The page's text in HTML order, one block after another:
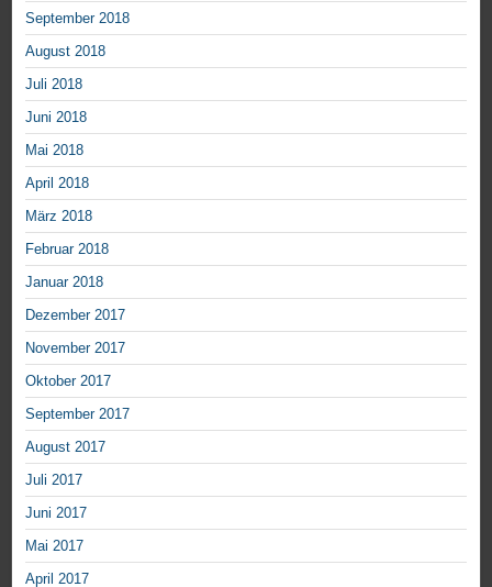
September 2018
August 2018
Juli 2018
Juni 2018
Mai 2018
April 2018
März 2018
Februar 2018
Januar 2018
Dezember 2017
November 2017
Oktober 2017
September 2017
August 2017
Juli 2017
Juni 2017
Mai 2017
April 2017